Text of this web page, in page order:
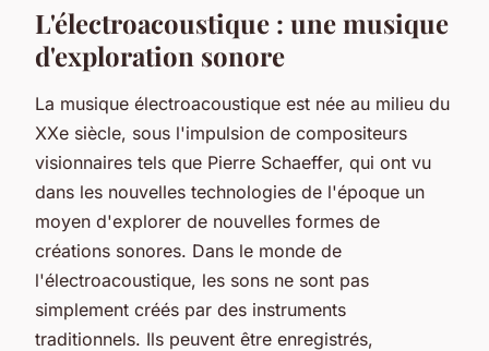
L'électroacoustique : une musique
d'exploration sonore
La musique électroacoustique est née au milieu du
XXe siècle, sous l'impulsion de compositeurs
visionnaires tels que Pierre Schaeffer, qui ont vu
dans les nouvelles technologies de l'époque un
moyen d'explorer de nouvelles formes de
créations sonores. Dans le monde de
l'électroacoustique, les sons ne sont pas
simplement créés par des instruments
traditionnels. Ils peuvent être enregistrés,